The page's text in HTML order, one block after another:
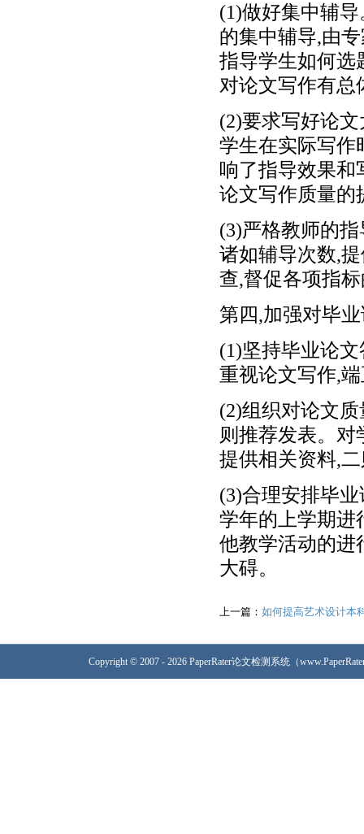
(1)做好集中辅
的集中辅导,由
指导学生如何选
对论文写作有总
(2)要求写好论
学生在实际写作
响了指导效果和
论文写作质量的
(3)严格教师的
诸如辅导次数,
查,督促各项指
第四,加强对毕
(1)坚持毕业论
重视论文写作,
(2)组织对论文
则推荐发表。
提供相关资料,
(3)合理安排毕
学年的上学期进
他教学活动的进
大碍。
上一篇： 如何提高艺术设计本
Copyright © 2007 - 2026 PaperRater论文检测系统（